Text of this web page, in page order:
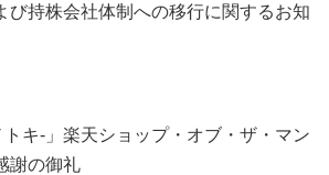
び持株会社体制への移行に関するお知
トキ-」楽天ショップ・オブ・ザ・マン
謝の御礼